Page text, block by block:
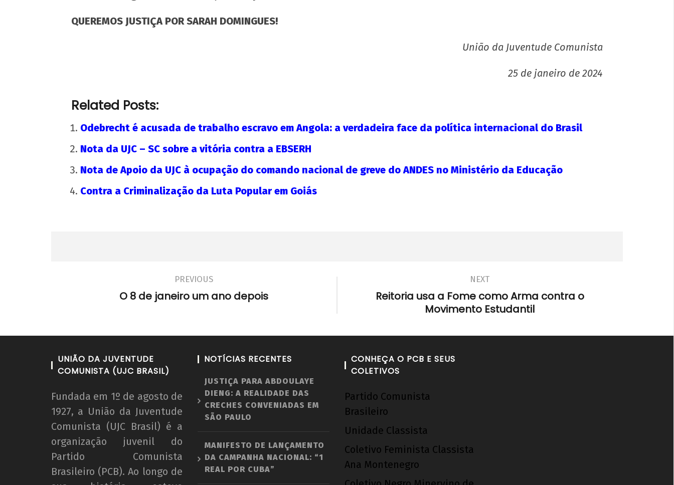
25 de
janeiro
de
2024
CN
UJC
2024
UJC
Manifesto por uma Universidade Popular
janeiro
de
UJC
QUEREMOS JUSTIÇA POR SARAH DOMINGUES!
União da Juventude Comunista
25 de janeiro de 2024
Related Posts:
Odebrecht é acusada de trabalho escravo em Angola: a verdadeira face da política internacional do Brasil
Nota da UJC – SC sobre a vitória contra a EBSERH
Nota de Apoio da UJC à ocupação do comando nacional de greve do ANDES no Ministério da Educação
Contra a Criminalização da Luta Popular em Goiás
PREVIOUS
O 8 de janeiro um ano depois
NEXT
Reitoria usa a Fome como Arma contra o
Movimento Estudantil
UNIÃO DA JUVENTUDE
COMUNISTA (UJC BRASIL)
Fundada em 1º de agosto de
1927, a União da Juventude
Comunista (UJC Brasil) é a
organização juvenil do
Partido Comunista
Brasileiro (PCB). Ao longo de
NOTÍCIAS RECENTES
JUSTIÇA PARA ABDOULAYE
DIENG: A REALIDADE DAS
CRECHES CONVENIADAS EM
SÃO PAULO
MANIFESTO DE LANÇAMENTO
DA CAMPANHA NACIONAL: “1
REAL POR CUBA”
CONHEÇA O PCB E SEUS
COLETIVOS
Partido Comunista
Brasileiro
Unidade Classista
Coletivo Feminista Classista
Ana Montenegro